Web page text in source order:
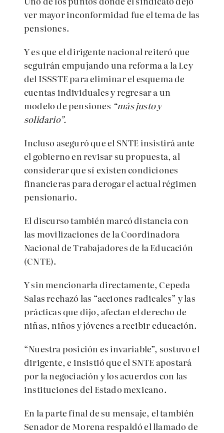
ver mayor inconformidad fue el tema de las
pensiones.
Y es que el dirigente nacional reiteró que
seguirán empujando una reforma a la Ley
del ISSSTE para eliminar el esquema de
cuentas individuales y regresar a un
modelo de pensiones “más justo y
solidario”.
Incluso aseguró que el SNTE insistirá ante
el gobierno en revisar su propuesta, al
considerar que sí existen condiciones
financieras para derogar el actual régimen
pensionario.
El discurso también marcó distancia con
las movilizaciones de la Coordinadora
Nacional de Trabajadores de la Educación
(CNTE).
Y sin mencionarla directamente, Cepeda
Salas rechazó las “acciones radicales” y las
prácticas que dijo, afectan el derecho de
niñas, niños y jóvenes a recibir educación.
“Nuestra posición es invariable”, sostuvo el
dirigente, e insistió que el SNTE apostará
por la negociación y los acuerdos con las
instituciones del Estado mexicano.
En la parte final de su mensaje, el también
Senador de Morena respaldó el llamado de